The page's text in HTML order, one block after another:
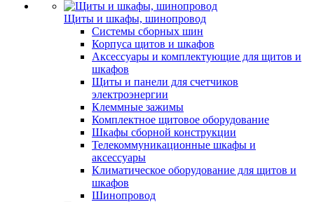
Щиты и шкафы, шинопровод
Системы сборных шин
Корпуса щитов и шкафов
Аксессуары и комплектующие для щитов и
шкафов
Щиты и панели для счетчиков
электроэнергии
Клеммные зажимы
Комплектное щитовое оборудование
Шкафы сборной конструкции
Телекоммуникационные шкафы и
аксессуары
Климатическое оборудование для щитов и
шкафов
Шинопровод